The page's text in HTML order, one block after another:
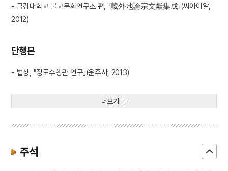
- 금강대학교 불교문화연구소 편, 『藏外地論宗文獻集成』(씨아이알,
2012)
단행본
- 법상, 『정토수행관 연구』(운주사, 2013)
더보기
주석